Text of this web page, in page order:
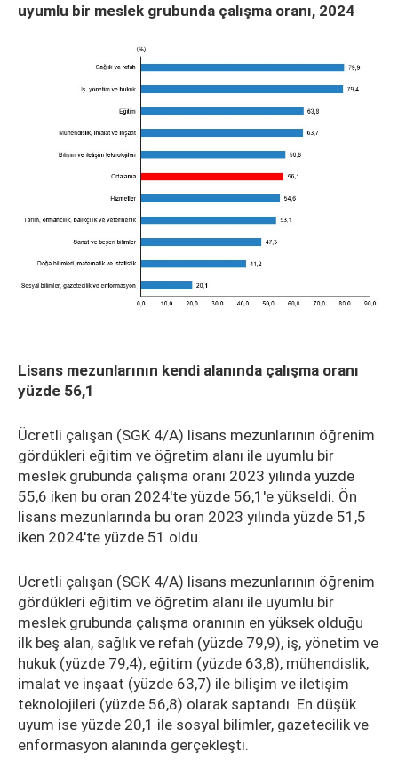
uyumlu bir meslek grubunda çalışma oranı, 2024
Lisans mezunlarının kendi alanında çalışma oranı
yüzde 56,1
Ücretli çalışan (SGK 4/A) lisans mezunlarının öğrenim
gördükleri eğitim ve öğretim alanı ile uyumlu bir
meslek grubunda çalışma oranı 2023 yılında yüzde
55,6 iken bu oran 2024'te yüzde 56,1'e yükseldi. Ön
lisans mezunlarında bu oran 2023 yılında yüzde 51,5
iken 2024'te yüzde 51 oldu.
Ücretli çalışan (SGK 4/A) lisans mezunlarının öğrenim
gördükleri eğitim ve öğretim alanı ile uyumlu bir
meslek grubunda çalışma oranının en yüksek olduğu
ilk beş alan, sağlık ve refah (yüzde 79,9), iş, yönetim ve
hukuk (yüzde 79,4), eğitim (yüzde 63,8), mühendislik,
imalat ve inşaat (yüzde 63,7) ile bilişim ve iletişim
teknolojileri (yüzde 56,8) olarak saptandı. En düşük
uyum ise yüzde 20,1 ile sosyal bilimler, gazetecilik ve
enformasyon alanında gerçekleşti.